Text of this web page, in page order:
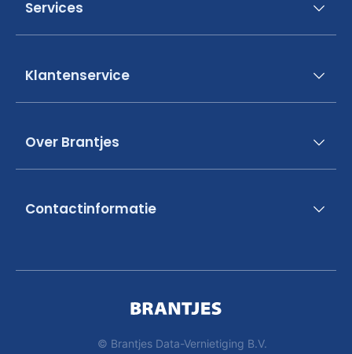
Services
Klantenservice
Over Brantjes
Contactinformatie
© Brantjes Data-Vernietiging B.V.